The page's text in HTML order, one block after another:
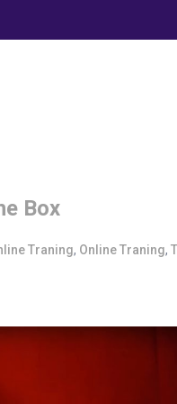
Box
Traning, Online Traning,